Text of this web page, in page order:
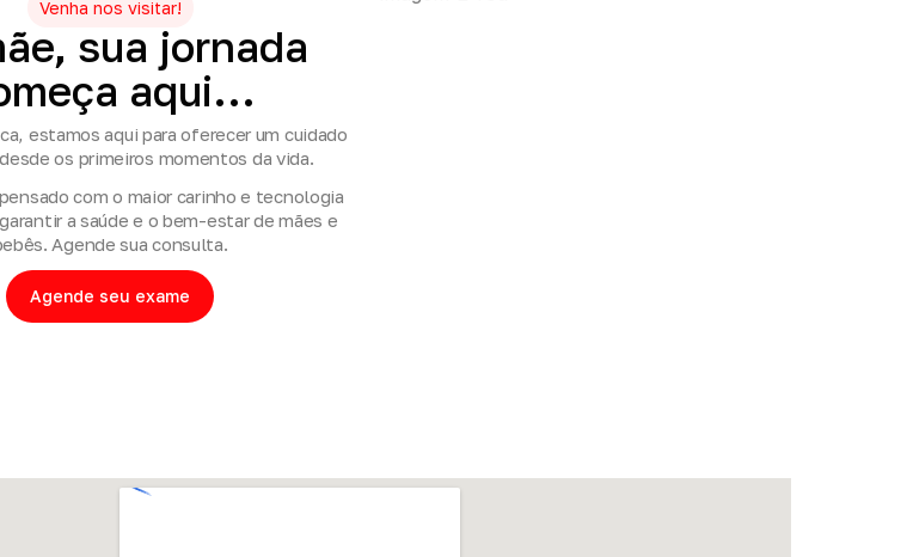
Venha nos visitar!
sua jornada
aqui...
estamos aqui para oferecer um cuidado
os primeiros momentos da vida.
com o maior carinho e tecnologia
a saúde e o bem-estar de mães e
Agende sua consulta.
Agende seu exame